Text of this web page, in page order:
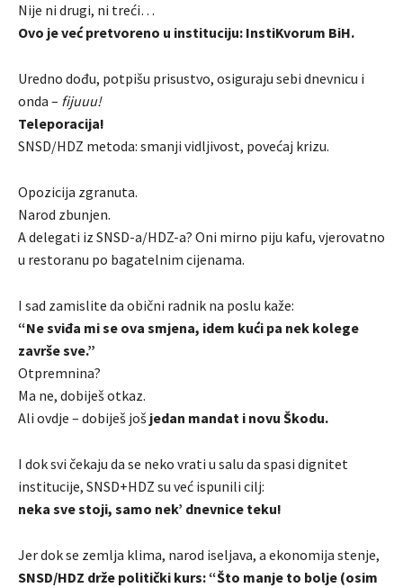
Nije ni drugi, ni treći…
Ovo je već pretvoreno u instituciju: InstiKvorum BiH.
Uredno dođu, potpišu prisustvo, osiguraju sebi dnevnicu i
onda – fijuuu!
Teleporacija!
SNSD/HDZ metoda: smanji vidljivost, povećaj krizu.
Opozicija zgranuta.
Narod zbunjen.
A delegati iz SNSD-a/HDZ-a? Oni mirno piju kafu, vjerovatno
u restoranu po bagatelnim cijenama.
I sad zamislite da obični radnik na poslu kaže:
“Ne sviđa mi se ova smjena, idem kući pa nek kolege
završe sve.”
Otpremnina?
Ma ne, dobiješ otkaz.
Ali ovdje – dobiješ još jedan mandat i novu Škodu.
I dok svi čekaju da se neko vrati u salu da spasi dignitet
institucije, SNSD+HDZ su već ispunili cilj:
neka sve stoji, samo nek’ dnevnice teku!
Jer dok se zemlja klima, narod iseljava, a ekonomija stenje,
SNSD/HDZ drže politički kurs: “Što manje to bolje (osim